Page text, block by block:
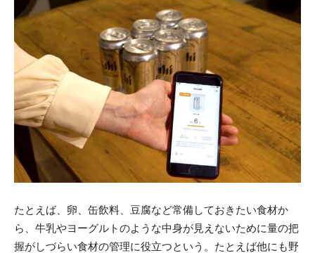
たとえば、卵、缶飲料、豆腐など常備しておきたい食材か
ら、牛乳やヨーグルトのような中身が見えないために量の把
握がしづらい食材の管理に役立つという。たとえば他にも野